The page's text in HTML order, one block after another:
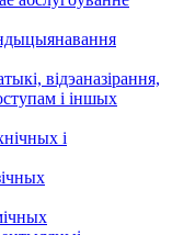
відэаназірання,
і іншых
і